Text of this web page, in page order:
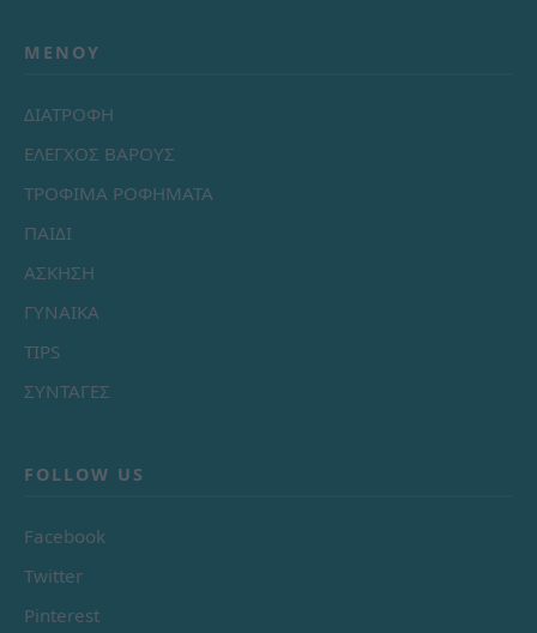
ΜΕΝΟΎ
ΔΙΑΤΡΟΦΗ
ΕΛΕΓΧΟΣ ΒΑΡΟΥΣ
ΤΡΟΦΙΜΑ ΡΟΦΗΜΑΤΑ
ΠΑΙΔΙ
ΑΣΚΗΣΗ
ΓΥΝΑΙΚΑ
TIPS
ΣΥΝΤΑΓΕΣ
FOLLOW US
Facebook
Twitter
Pinterest